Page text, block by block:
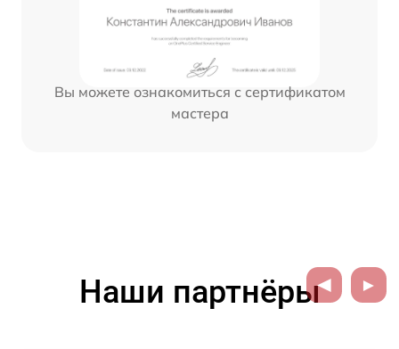
Вы можете ознакомиться с сертификатом
мастера
Наши партнёры